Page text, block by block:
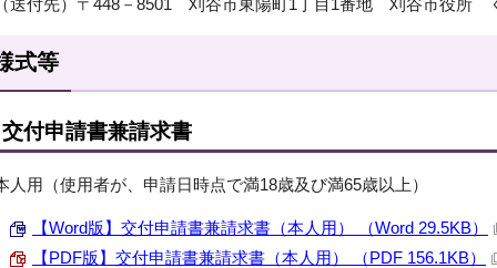
送付先）〒448－8501 刈谷市東陽町1丁目1番地 刈谷市役所
式等
交付申請書兼請求書
人用（使用者が、申請日時点で満18歳及び満65歳以上）
【Word版】交付申請書兼請求書（本人用） （Word 29.5KB）
【PDF版】交付申請書兼請求書（本人用） （PDF 156.1KB）